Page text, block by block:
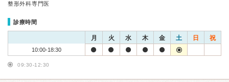
整形外科専門医
診療時間
月 火 水 木 金 土 日 祝
10:00-18:30
09:30-12:30